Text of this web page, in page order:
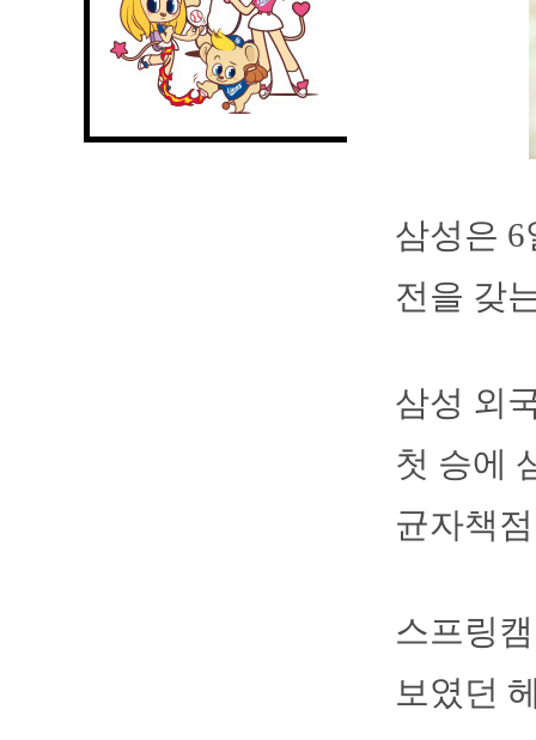
삼성은
전을 갖
삼성 외
첫 승에
균자책
스프링
보였던